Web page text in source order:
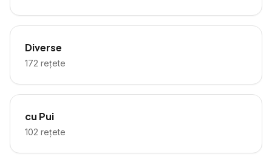
Diverse
172 rețete
cu Pui
102 rețete